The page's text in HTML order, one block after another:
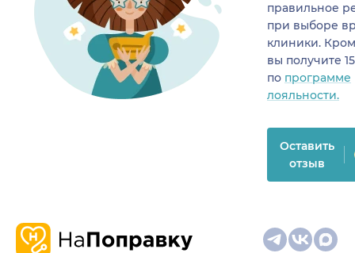
правильное
при выборе
клиники.
вы получите
по программе
лояльности.
Оставить
отзыв